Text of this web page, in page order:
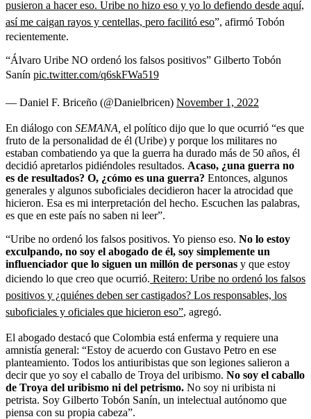
pusieron a hacer eso. Uribe no hizo eso y yo lo defiendo desde aquí,
así me caigan rayos y centellas, pero facilitó eso”, afirmó Tobón
recientemente.
“Álvaro Uribe NO ordenó los falsos positivos” Gilberto Tobón
Sanín pic.twitter.com/q6skFWa519
— Daniel F. Briceño (@Danielbricen) November 1, 2022
En diálogo con SEMANA, el político dijo que lo que ocurrió “es que
fruto de la personalidad de él (Uribe) y porque los militares no
estaban combatiendo ya que la guerra ha durado más de 50 años, él
decidió apretarlos pidiéndoles resultados. Acaso, ¿una guerra no
es de resultados? O, ¿cómo es una guerra? Entonces, algunos
generales y algunos suboficiales decidieron hacer la atrocidad que
hicieron. Esa es mi interpretación del hecho. Escuchen las palabras,
es que en este país no saben ni leer”.
“Uribe no ordenó los falsos positivos. Yo pienso eso. No lo estoy
exculpando, no soy el abogado de él, soy simplemente un
influenciador que lo siguen un millón de personas y que estoy
diciendo lo que creo que ocurrió. Reitero: Uribe no ordenó los falsos
positivos y ¿quiénes deben ser castigados? Los responsables, los
suboficiales y oficiales que hicieron eso”, agregó.
El abogado destacó que Colombia está enferma y requiere una
amnistía general: “Estoy de acuerdo con Gustavo Petro en ese
planteamiento. Todos los antiuribistas que son legiones salieron a
decir que yo soy el caballo de Troya del uribismo. No soy el caballo
de Troya del uribismo ni del petrismo. No soy ni uribista ni
petrista. Soy Gilberto Tobón Sanín, un intelectual autónomo que
piensa con su propia cabeza”.